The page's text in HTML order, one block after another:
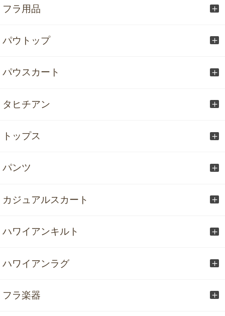
フラ用品
パウトップ
パウスカート
タヒチアン
トップス
パンツ
カジュアルスカート
ハワイアンキルト
ハワイアンラグ
フラ楽器